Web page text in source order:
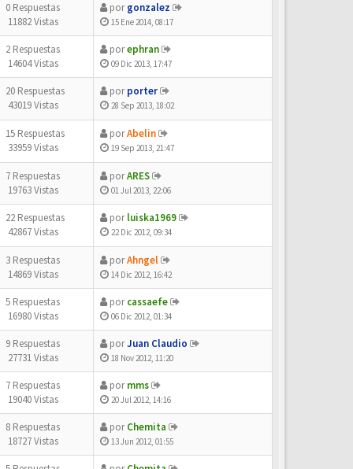
0 Respuestas
11882 Vistas
porgonzalez
15 Ene 2014, 08:17
2 Respuestas
14604 Vistas
porephran
09 Dic 2013, 17:47
20 Respuestas
43019 Vistas
porporter
28 Sep 2013, 18:02
15 Respuestas
33959 Vistas
porAbelin
19 Sep 2013, 21:47
7 Respuestas
19763 Vistas
porARES
01 Jul 2013, 22:06
22 Respuestas
42867 Vistas
porluiska1969
22 Dic 2012, 09:34
3 Respuestas
14869 Vistas
porAhngel
14 Dic 2012, 16:42
5 Respuestas
16980 Vistas
porcassaefe
06 Dic 2012, 01:34
9 Respuestas
27731 Vistas
porJuan Claudio
18 Nov 2012, 11:20
7 Respuestas
19040 Vistas
pormms
20 Jul 2012, 14:16
8 Respuestas
18727 Vistas
porChemita
13 Jun 2012, 01:55